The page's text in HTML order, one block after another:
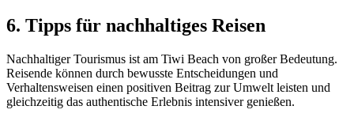
6. Tipps für nachhaltiges Reisen
Nachhaltiger Tourismus ist am Tiwi Beach von großer Bedeutung.
Reisende können durch bewusste Entscheidungen und
Verhaltensweisen einen positiven Beitrag zur Umwelt leisten und
gleichzeitig das authentische Erlebnis intensiver genießen.